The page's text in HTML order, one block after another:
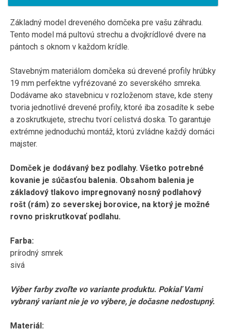
Základný model dreveného domčeka pre vašu záhradu.
Tento model má pultovú strechu a dvojkrídlové dvere na
pántoch s oknom v každom krídle.
Stavebným materiálom domčeka sú drevené profily hrúbky
19 mm perfektne vyfrézované zo severského smreka.
Dodávame ako stavebnicu v rozloženom stave, kde steny
tvoria jednotlivé drevené profily, ktoré iba zosadíte k sebe
a zoskrutkujete, strechu tvorí celistvá doska. To garantuje
extrémne jednoduchú montáž, ktorú zvládne každý domáci
majster.
Domček je dodávaný bez podlahy. Všetko potrebné
kovanie je súčasťou balenia. Obsahom balenia je
základový tlakovo impregnovaný nosný podlahový
rošt (rám) zo severskej borovice, na ktorý je možné
rovno priskrutkovať podlahu.
Farba:
prírodný smrek
sivá
Výber farby zvoľte vo variante produktu. Pokiaľ Vami
vybraný variant nie je vo výbere, je dočasne nedostupný.
Materiál: